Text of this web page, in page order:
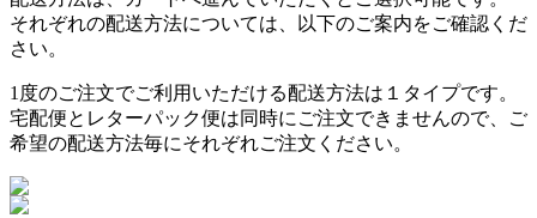
それぞれの配送方法については、以下のご案内をご確認くだ
さい。
1度のご注文でご利用いただける配送方法は１タイプです。
宅配便とレターパック便は同時にご注文できませんので、ご
希望の配送方法毎にそれぞれご注文ください。